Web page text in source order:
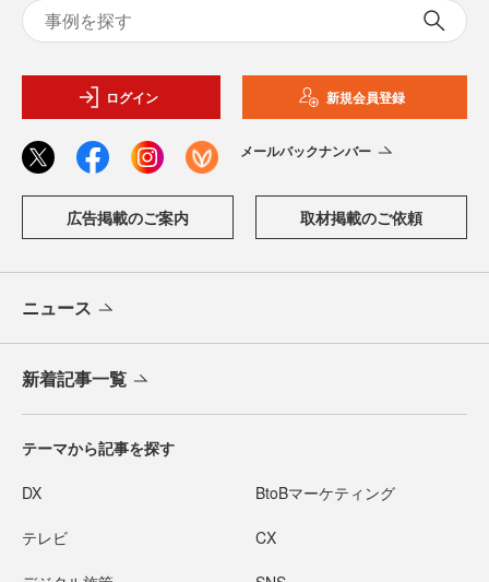
ログイン 新規会員登録
メールバックナンバー
広告掲載のご案内 取材掲載のご依頼
ニュース
新着記事一覧
テーマから記事を探す
DX BtoBマーケティング
テレビ CX